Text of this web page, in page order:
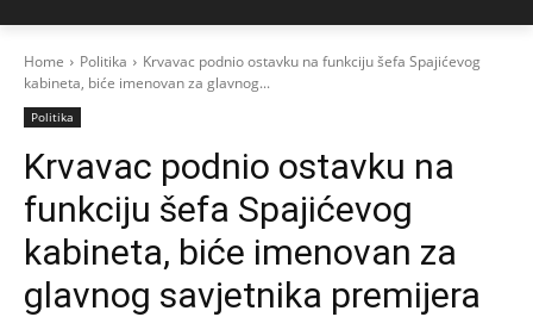
Home Politika
Krvavac podnio ostavku na funkciju šefa Spajićevog
kabineta, biće imenovan za glavnog...
Politika
Krvavac podnio ostavku na
funkciju šefa Spajićevog
kabineta, biće imenovan za
glavnog savjetnika premijera